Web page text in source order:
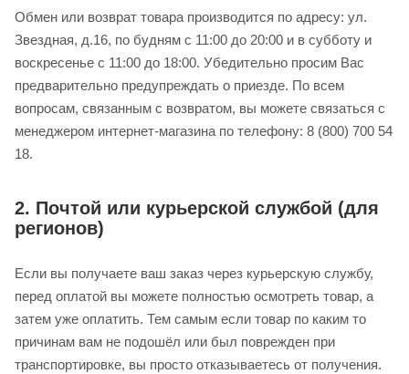
Обмен или возврат товара производится по адресу: ул.
Звездная, д.16, по будням с 11:00 до 20:00 и в субботу и
воскресенье с 11:00 до 18:00. Убедительно просим Вас
предварительно предупреждать о приезде. По всем
вопросам, связанным с возвратом, вы можете связаться с
менеджером интернет-магазина по телефону: 8 (800) 700 54
18.
2. Почтой или курьерской службой (для
регионов)
Если вы получаете ваш заказ через курьерскую службу,
перед оплатой вы можете полностью осмотреть товар, а
затем уже оплатить. Тем самым если товар по каким то
причинам вам не подошёл или был поврежден при
транспортировке, вы просто отказываетесь от получения.